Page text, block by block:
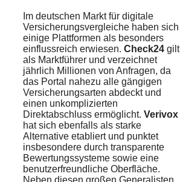
Im deutschen Markt für digitale
Versicherungsvergleiche haben sich
einige Plattformen als besonders
einflussreich erwiesen. Check24 gilt
als Marktführer und verzeichnet
jährlich Millionen von Anfragen, da
das Portal nahezu alle gängigen
Versicherungsarten abdeckt und
einen unkomplizierten
Direktabschluss ermöglicht. Verivox
hat sich ebenfalls als starke
Alternative etabliert und punktet
insbesondere durch transparente
Bewertungssysteme sowie eine
benutzerfreundliche Oberfläche.
Neben diesen großen Generalisten